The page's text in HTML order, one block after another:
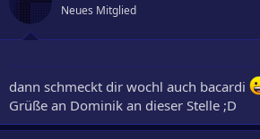
Neues Mitglied
dann schmeckt dir wochl auch bacardi
Grüße an Dominik an dieser Stelle ;D